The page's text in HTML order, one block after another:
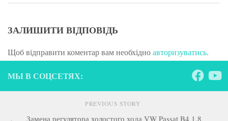
ЗАЛИШИТИ ВІДПОВІДЬ
Щоб відправити коментар вам необхідноавторизуватись.
МЫ В СОЦСЕТЯХ:
PREVIOUS STORY
Замена регулятора холостого хода VW Passat B4 1,8